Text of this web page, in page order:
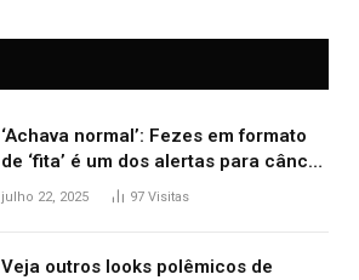
‘Achava normal’: Fezes em formato
de ‘fita’ é um dos alertas para câncer
colorretal; relembre fala de Preta Gil
julho 22, 2025 97 Visitas
Veja outros looks polêmicos de